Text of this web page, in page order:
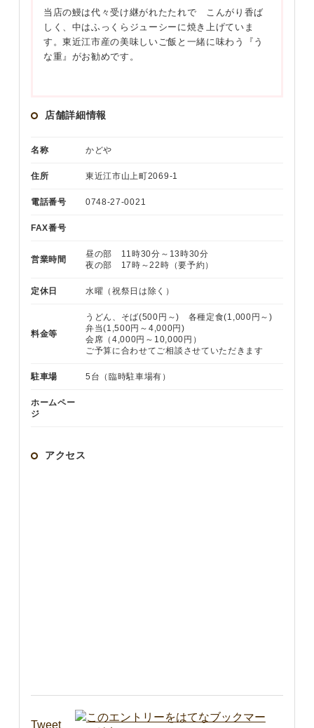
当店の鰻は代々受け継がれたたれで こんがり香ば
しく、中はふっくらジューシーに焼き上げていま
す。東近江市産の美味しいご飯と一緒に味わう『う
な重』がお勧めです。
店舗詳細情報
名称 かどや
住所 東近江市山上町2069-1
電話番号 0748-27-0021
FAX番号
営業時間
昼の部 11時30分～13時30分
夜の部 17時～22時（要予約）
定休日 水曜（祝祭日は除く）
料金等
うどん、そば(500円～) 各種定食(1,000円～)
弁当(1,500円～4,000円)
会席（4,000円～10,000円）
ご予算に合わせてご相談させていただきます
駐車場 5台（臨時駐車場有）
ホームペー
ジ
アクセス
Tweet